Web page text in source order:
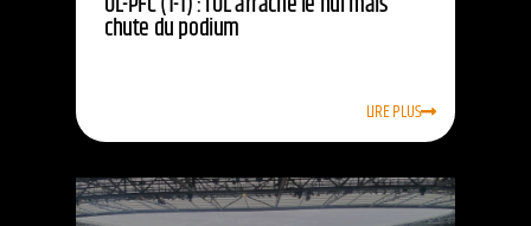
chute du podium
LIRE PLUS